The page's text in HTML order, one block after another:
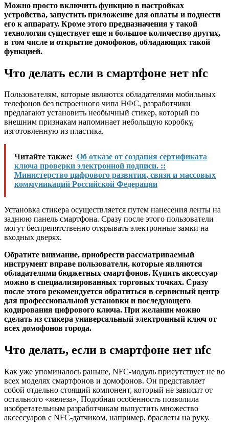
Можно просто включить функцию в настройках
устройства, запустить приложение для оплаты и поднести
его к аппарату. Кроме этого предназначения у такой
технологии существует еще и большое количество других,
в том числе и открытие домофонов, обладающих такой
функцией.
Что делать если в смартфоне нет nfc
Пользователям, которые являются обладателями мобильных
телефонов без встроенного чипа НФС, разработчики
предлагают установить необычный стикер, который по
внешним признакам напоминает небольшую коробку,
изготовленную из пластика.
Читайте также: Об отказе от создания сертификата
ключа проверки электронной подписи. ::
Министерство цифрового развития, связи и массовых
коммуникаций Российской Федерации
Установка стикера осуществляется путем нанесения ленты на
заднюю панель смартфона. Сразу после этого пользователи
могут беспрепятственно открывать электронные замки на
входных дверях.
Обратите внимание, приобрести рассматриваемый
инструмент вправе пользователи, которые являются
обладателями бюджетных смартфонов. Купить аксессуар
можно в специализированных торговых точках. Сразу
после этого рекомендуется обратиться в сервисный центр
для профессиональной установки и последующего
кодирования цифрового ключа. При желании можно
сделать из стикера универсальный электронный ключ от
всех домофонов города.
Что делать, если в смартфоне нет nfc
Как уже упоминалось раньше, NFC-модуль присутствует не во
всех моделях смартфонов и домофонов. Он представляет
собой отдельно стоящий компонент, который не зависит от
остального «железа», Подобная особенность позволила
изобретательным разработчикам выпустить множество
аксессуаров с NFC-датчиком, например, браслеты на руку.